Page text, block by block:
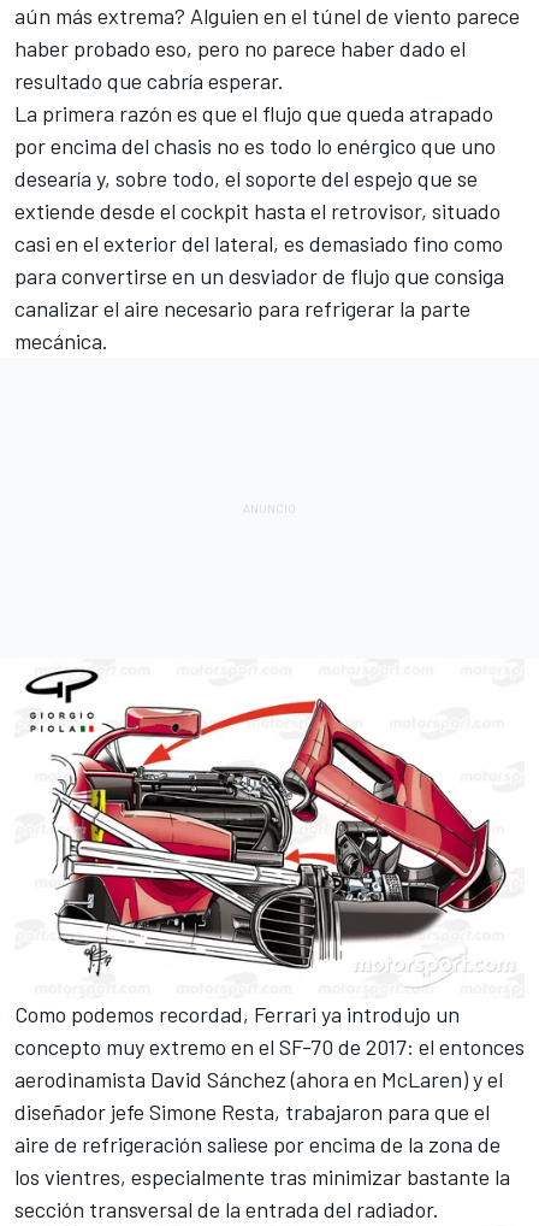
aún más extrema? Alguien en el túnel de viento parece
haber probado eso, pero no parece haber dado el
resultado que cabría esperar.
La primera razón es que el flujo que queda atrapado
por encima del chasis no es todo lo enérgico que uno
desearía y, sobre todo, el soporte del espejo que se
extiende desde el cockpit hasta el retrovisor, situado
casi en el exterior del lateral, es demasiado fino como
para convertirse en un desviador de flujo que consiga
canalizar el aire necesario para refrigerar la parte
mecánica.
Como podemos recordad, Ferrari ya introdujo un
concepto muy extremo en el SF-70 de 2017: el entonces
aerodinamista David Sánchez (ahora en McLaren) y el
diseñador jefe Simone Resta, trabajaron para que el
aire de refrigeración saliese por encima de la zona de
los vientres, especialmente tras minimizar bastante la
sección transversal de la entrada del radiador.